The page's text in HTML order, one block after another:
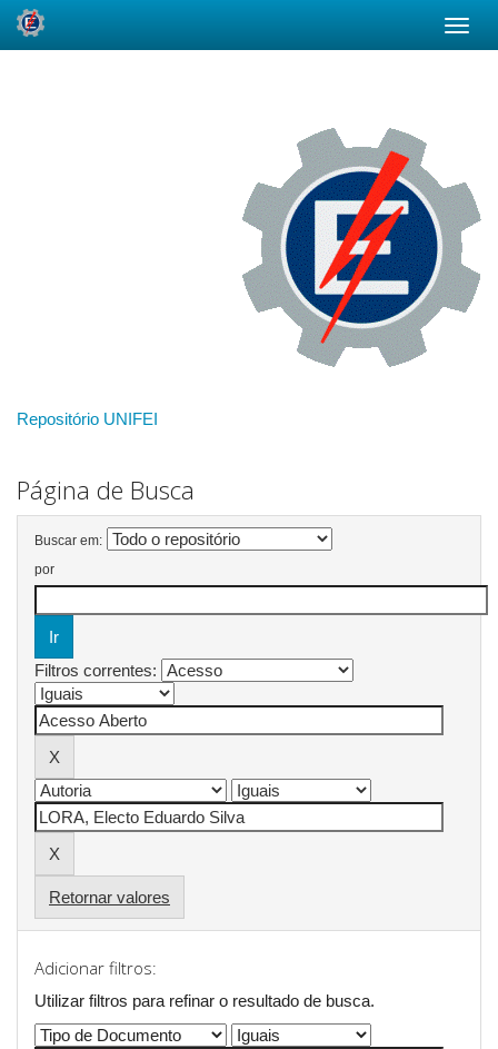
Repositório UNIFEI
Página de Busca
Buscar em:
por
Filtros correntes:
Retornar valores
Adicionar filtros:
Utilizar filtros para refinar o resultado de busca.